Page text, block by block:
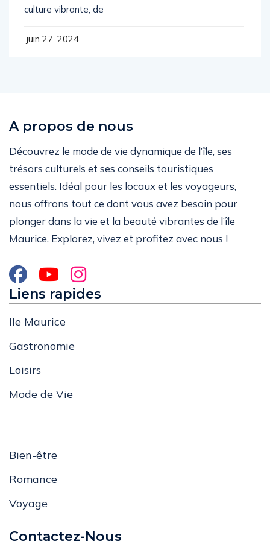
culture vibrante, de
juin 27, 2024
A propos de nous
Découvrez le mode de vie dynamique de l’île, ses
trésors culturels et ses conseils touristiques
essentiels. Idéal pour les locaux et les voyageurs,
nous offrons tout ce dont vous avez besoin pour
plonger dans la vie et la beauté vibrantes de l’île
Maurice. Explorez, vivez et profitez avec nous !
Liens rapides
Ile Maurice
Gastronomie
Loisirs
Mode de Vie
Bien-être
Romance
Voyage
Contactez-Nous